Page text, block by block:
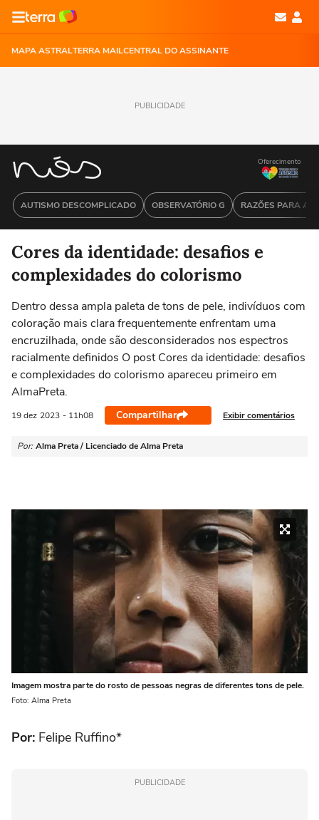
MAPA ASTRALTERRA MAILCENTRAL DO ASSINANTE
PUBLICIDADE
AUTISMO DESCOMPLICADO OBSERVATÓRIO G RAZÕES PARA
Oferecimento
Cores da identidade: desafios e
complexidades do colorismo
Dentro dessa ampla paleta de tons de pele, indivíduos com
coloração mais clara frequentemente enfrentam uma
encruzilhada, onde são desconsiderados nos espectros
racialmente definidos O post Cores da identidade: desafios
e complexidades do colorismo apareceu primeiro em
AlmaPreta.
19 dez 2023 - 11h08 Compartilhar Exibir comentários
Por: Alma Preta / Licenciado de Alma Preta
Imagem mostra parte do rosto de pessoas negras de diferentes tons de pele.
Foto: Alma Preta
Por: Felipe Ruffino*
PUBLICIDADE